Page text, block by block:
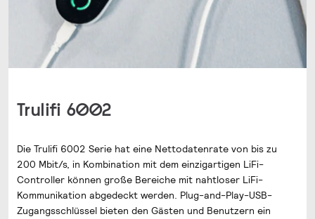
Trulifi 6002
Die Trulifi 6002 Serie hat eine Nettodatenrate von bis zu
200 Mbit/s, in Kombination mit dem einzigartigen LiFi-
Controller können große Bereiche mit nahtloser LiFi-
Kommunikation abgedeckt werden. Plug-and-Play-USB-
Zugangsschlüssel bieten den Gästen und Benutzern ein